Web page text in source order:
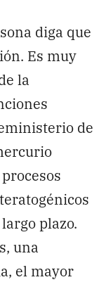
diga que
Es muy
la
de
plazo.
una
el mayor